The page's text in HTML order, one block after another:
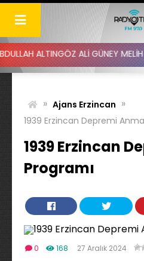
Skip
content
ALİ GÜNEY MELİH YILMAZ
» Ajans Erzincan »
1939 Erzincan Depremi
1939 Erzincan
Programı
0 168 27 Aralık 2024